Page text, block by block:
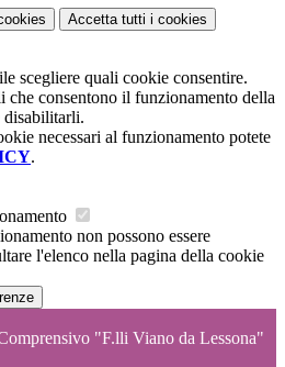
Accetta tutti i cookies
scegliere quali cookie consentire.
che consentono il funzionamento della
disabilitarli.
necessari al funzionamento potete
.
non possono essere
l'elenco nella pagina della cookie
"F.lli Viano da Lessona"